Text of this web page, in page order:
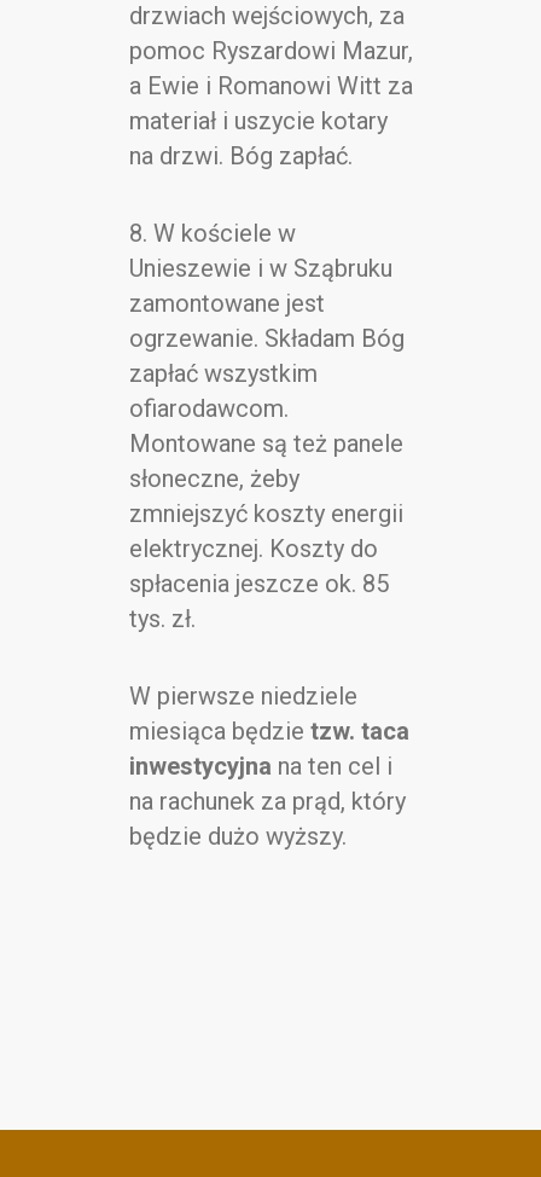
drzwiach wejściowych, za
pomoc Ryszardowi Mazur,
a Ewie i Romanowi Witt za
materiał i uszycie kotary
na drzwi. Bóg zapłać.
8. W kościele w
Unieszewie i w Sząbruku
zamontowane jest
ogrzewanie. Składam Bóg
zapłać wszystkim
ofiarodawcom.
Montowane są też panele
słoneczne, żeby
zmniejszyć koszty energii
elektrycznej. Koszty do
spłacenia jeszcze ok. 85
tys. zł.
W pierwsze niedziele
miesiąca będzie tzw. taca
inwestycyjna na ten cel i
na rachunek za prąd, który
będzie dużo wyższy.